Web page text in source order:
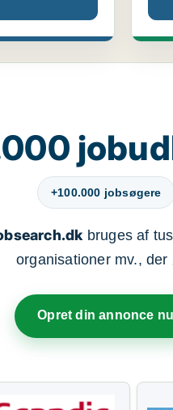
+100.000 jobsøgere
bruges af
organisationer mv.,
Opret din annonce nu